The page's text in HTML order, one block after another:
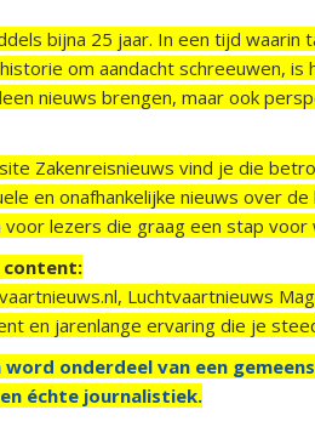
bijna 25 jaar. In een tijd waarin
om aandacht schreeuwen,
nieuws brengen, maar ook
Zakenreisnieuws vind je die
en onafhankelijke nieuws over
lezers die graag een stap voor
content:
Luchtvaartnieuws
en jarenlange ervaring die je
onderdeel van een
échte journalistiek.